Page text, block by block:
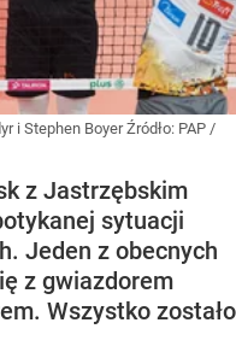
i Stephen BoyerŹródło: PAP /
z Jastrzębskim
sytuacji
Jeden z obecnych
z gwiazdorem
Wszystko zostało